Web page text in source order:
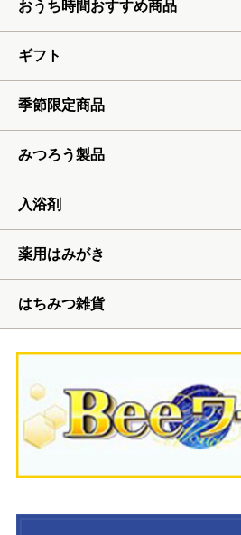
おうち時間おすすめ商品
ギフト
季節限定商品
みつろう製品
入浴剤
薬用はみがき
はちみつ雑貨